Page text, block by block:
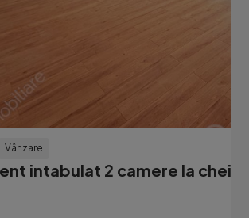
Vânzare
intabulat 2 camere la cheie